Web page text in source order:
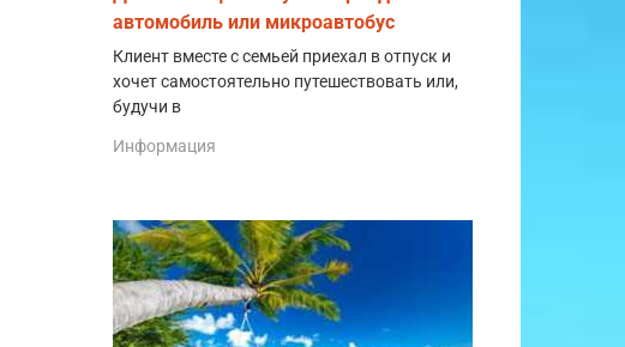
автомобиль или микроавтобус
Клиент вместе с семьей приехал в отпуск и
хочет самостоятельно путешествовать или,
будучи в
Информация